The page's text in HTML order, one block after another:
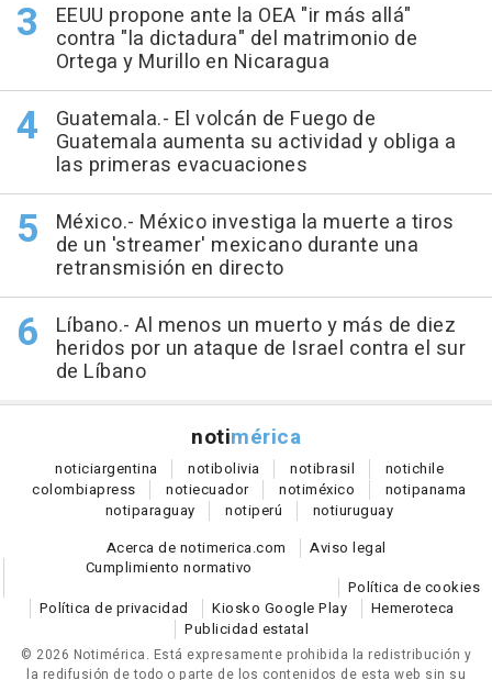
EEUU propone ante la OEA "ir más allá"
contra "la dictadura" del matrimonio de
Ortega y Murillo en Nicaragua
Guatemala.- El volcán de Fuego de
Guatemala aumenta su actividad y obliga a
las primeras evacuaciones
México.- México investiga la muerte a tiros
de un 'streamer' mexicano durante una
retransmisión en directo
Líbano.- Al menos un muerto y más de diez
heridos por un ataque de Israel contra el sur
de Líbano
notimérica
noticiargentina notibolivia notibrasil notichile
colombiapress notiecuador notiméxico notipanama
notiparaguay notiperú notiuruguay
Acerca de notimerica.com
Aviso legal
Cumplimiento normativo
Política de cookies
Política de privacidad
Kiosko Google Play
Hemeroteca
Publicidad estatal
© 2026 Notimérica. Está expresamente prohibida la redistribución y
la redifusión de todo o parte de los contenidos de esta web sin su